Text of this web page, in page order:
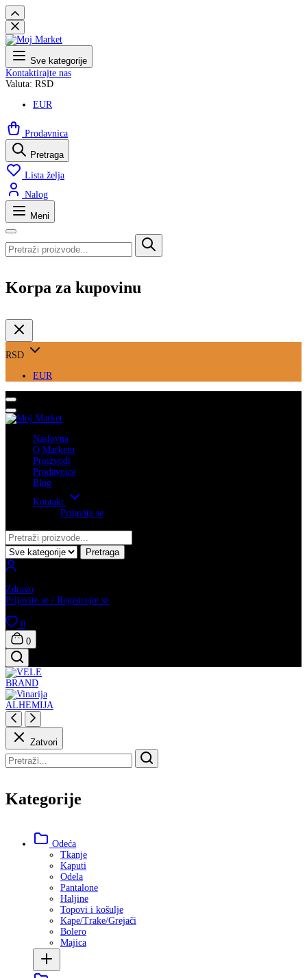
Sve kategorije
Kontaktirajte nas
Valuta: RSD
EUR
Prodavnica
Pretraga
Lista želja
Nalog
Meni
Korpa za kupovinu
RSD
EUR
Naslovna
O Marketu
Proizvodi
Prodavnice
Blog
Kontakt
Prijavite se
Pretraga
Zdravo
Prijavite se / Registrujte se
0
0
Zatvori
Kategorije
Odeća
Tkanje
Kaputi
Odela
Pantalone
Haljine
Topovi i košulje
Kape/Trake/Grejači
Bolero
Majica